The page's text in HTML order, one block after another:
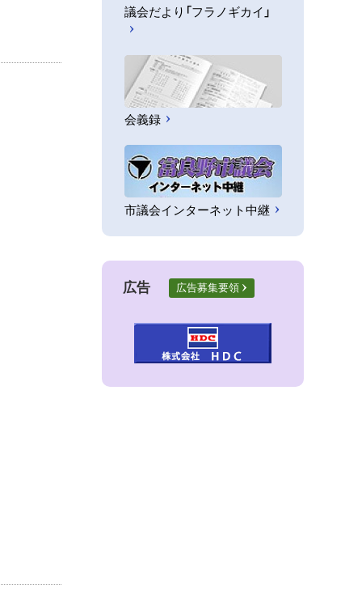
議会だより「フラノギカイ」
会義録
市議会インターネット中継
広告 広告募集要領